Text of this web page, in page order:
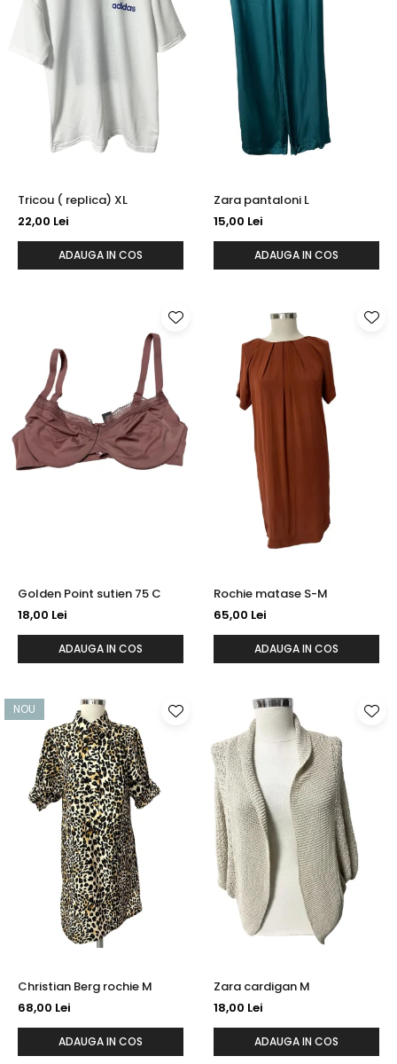
Tricou ( replica) XL
22,00 Lei
ADAUGA IN COS
Zara pantaloni L
15,00 Lei
ADAUGA IN COS
Golden Point sutien 75 C
18,00 Lei
ADAUGA IN COS
Rochie matase S-M
65,00 Lei
ADAUGA IN COS
NOU
Christian Berg rochie M
68,00 Lei
ADAUGA IN COS
Zara cardigan M
18,00 Lei
ADAUGA IN COS